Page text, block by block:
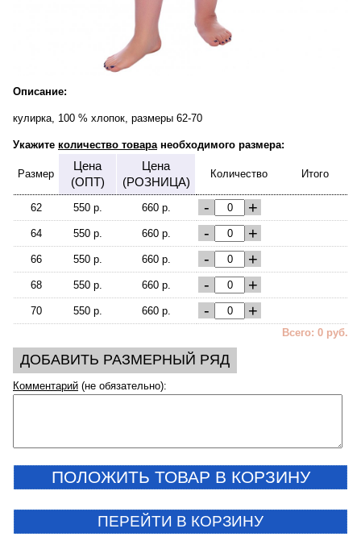
Описание:
кулирка, 100 % хлопок, размеры 62-70
Укажите количество товаранеобходимого размера:
Размер
Цена
(ОПТ)
Цена
(РОЗНИЦА)
Количество Итого
62 550 р. 660 р. - +
64 550 р. 660 р. - +
66 550 р. 660 р. - +
68 550 р. 660 р. - +
70 550 р. 660 р. - +
Всего: 0 руб.
ДОБАВИТЬ РАЗМЕРНЫЙ РЯД
Комментарий (не обязательно):
ПОЛОЖИТЬ ТОВАР В КОРЗИНУ
ПЕРЕЙТИ В КОРЗИНУ